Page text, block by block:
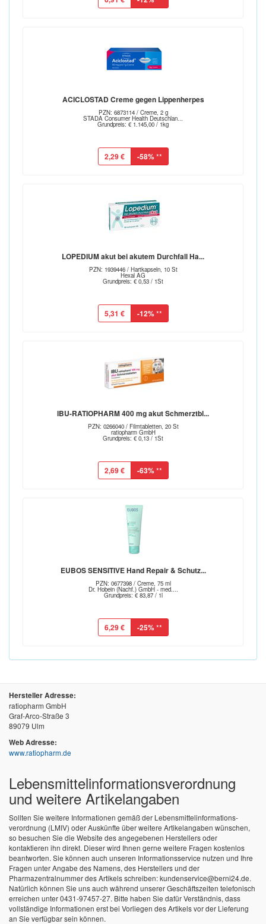
ACICLOSTAD Creme gegen Lippenherpes
PZN: 6873114 / Creme, 2 g
STADA Consumer Health Deutschlan...
Grundpreis: € 1.145,00 / 1kg
2,29 € -58%**
LOPEDIUM akut bei akutem Durchfall Ha...
PZN: 1939446 / Hartkapseln, 10 St
Hexal AG
Grundpreis: € 0,53 / 1St
5,31 € -12%**
IBU-RATIOPHARM 400 mg akut Schmerztbl...
PZN: 0266040 / Filmtabletten, 20 St
ratiopharm GmbH
Grundpreis: € 0,13 / 1St
2,69 € -63%**
EUBOS SENSITIVE Hand Repair & Schutz...
PZN: 0677398 / Creme, 75 ml
Dr. Hobein (Nachf.) GmbH - med....
Grundpreis: € 83,87 / 1l
6,29 € -25%**
Hersteller Adresse:
ratiopharm GmbH
Graf-Arco-Straße 3
89079 Ulm
Web Adresse:
www.ratiopharm.de
Lebensmittel­informations­verordnung
und weitere Artikelangaben
Sollten Sie weitere Informationen gemäß der Lebensmittel­informations­
verordnung (LMIV) oder Auskünfte über weitere Artikelangaben wünschen,
so besuchen Sie die Website des angegebenen Herstellers oder
kontaktieren ihn direkt. Dieser wird Ihnen gerne weitere Fragen kostenlos
beantworten. Sie können auch unseren Informationsservice nutzen und Ihre
Fragen unter Angabe des Namens, des Herstellers und der
Pharmazentralnummer des Artikels schreiben: kundenservice@berni24.de.
Natürlich können Sie uns auch während unserer Geschäftszeiten telefonisch
erreichen unter 0431-97457-27. Bitte haben Sie dafür Verständnis, dass
vollständige Informationen erst bei Vorliegen des Artikels vor der Lieferung
an Sie verfügbar sein können.